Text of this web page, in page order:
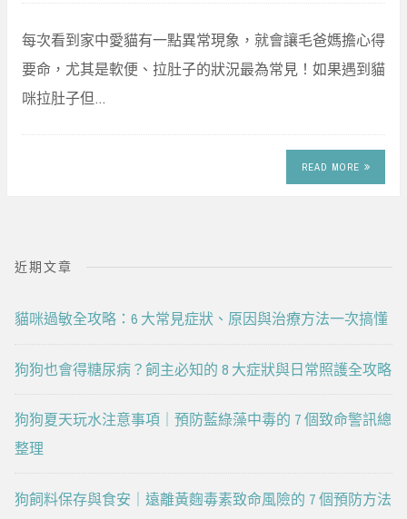
每次看到家中愛貓有一點異常現象，就會讓毛爸媽擔心得
要命，尤其是軟便、拉肚子的狀況最為常見！如果遇到貓
咪拉肚子但…
READ MORE
近期文章
貓咪過敏全攻略：6 大常見症狀、原因與治療方法一次搞懂
狗狗也會得糖尿病？飼主必知的 8 大症狀與日常照護全攻略
狗狗夏天玩水注意事項｜預防藍綠藻中毒的 7 個致命警訊總
整理
狗飼料保存與食安｜遠離黃麴毒素致命風險的 7 個預防方法